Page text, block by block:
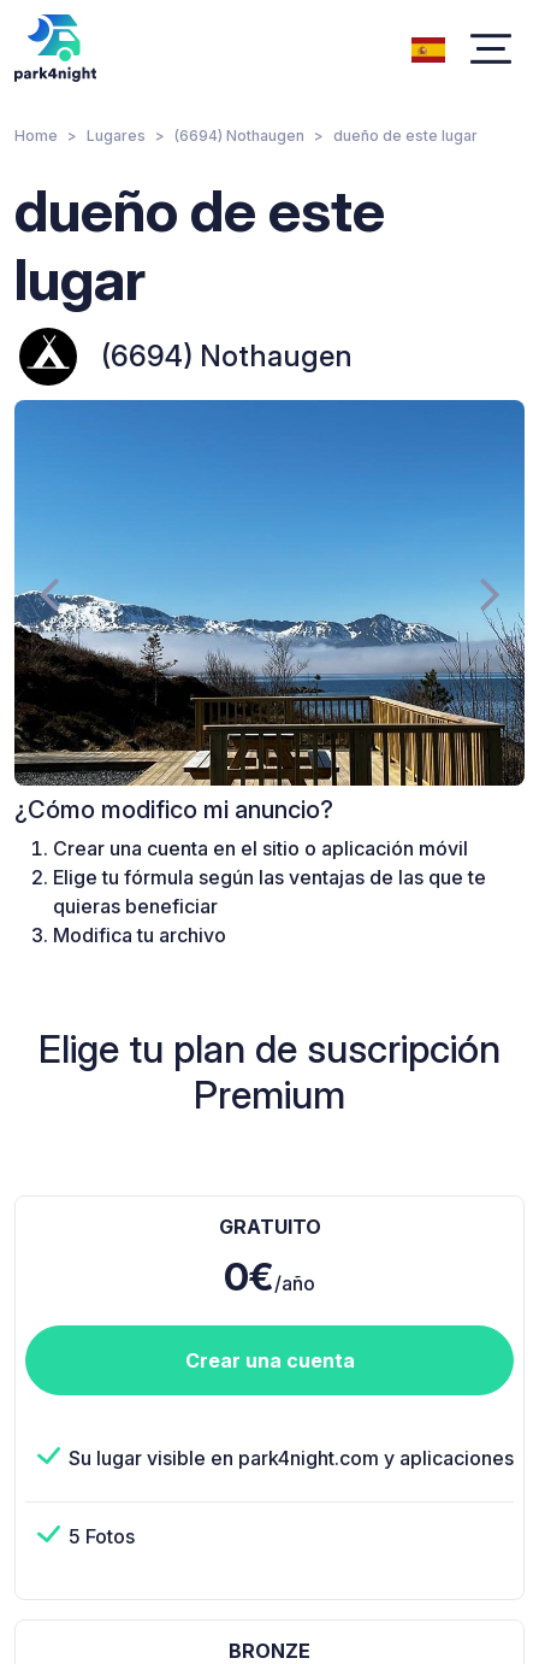
Home Lugares (6694) Nothaugen dueño de este lugar
dueño de este
lugar
(6694) Nothaugen
¿Cómo modifico mi anuncio?
Crear una cuenta en el sitio o aplicación móvil
Elige tu fórmula según las ventajas de las que te
quieras beneficiar
Modifica tu archivo
Elige tu plan de suscripción
Premium
GRATUITO
0€/año
Crear una cuenta
Su lugar visible en park4night.com y aplicaciones
5 Fotos
BRONZE